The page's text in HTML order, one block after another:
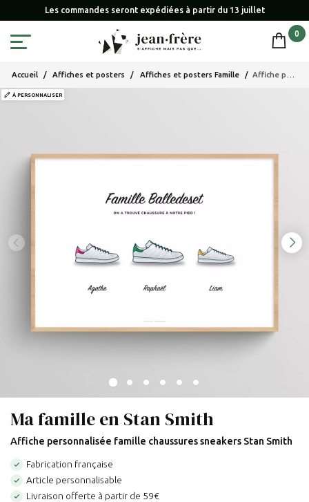
Les commandes seront expédiées à partir du 13 juillet
0
Accueil Affiches et posters Affiches et posters Famille Affiche personnalisée famille chaussures sneakers Stan Smith
Ma famille en Stan Smith
Affiche personnalisée famille chaussures sneakers Stan Smith
 Fabrication française
 Article personnalisable
 Livraison offerte à partir de 59€
À PERSONNALISER